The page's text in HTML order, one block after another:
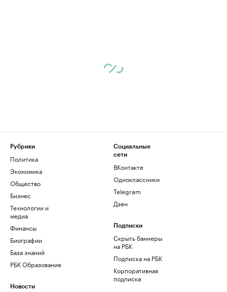
Рубрики
Политика
Экономика
Общество
Бизнес
Технологии и
медиа
Финансы
Биографии
База знаний
РБК Образование
Новости
Социальные
сети
ВКонтакте
Одноклассники
Telegram
Дзен
Подписки
Скрыть баннеры
на РБК
Подписка на РБК
Корпоративная
подписка